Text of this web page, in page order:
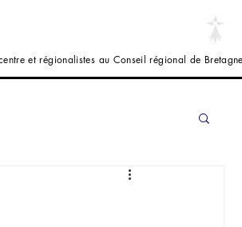
et régionalistes au Conseil régional de Bretagne